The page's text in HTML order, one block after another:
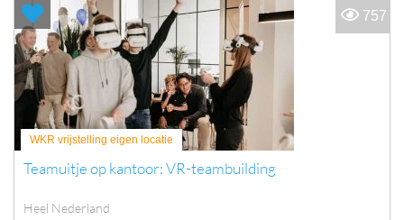
WKR vrijstelling eigen locatie
Teamuitje op kantoor: VR-teambuilding
Heel Nederland
757